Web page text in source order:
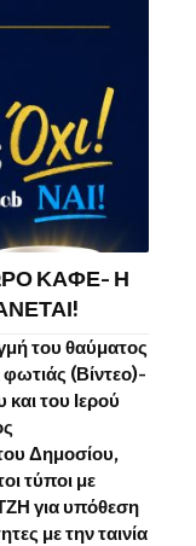
ΚΑΦΕ- Η
του θαύματος
(Βίντεο)-
του Ιερού
Δημοσίου,
τύποι με
για υπόθεση
με την ταινία